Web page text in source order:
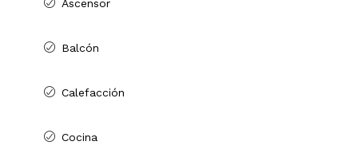
Ascensor
Balcón
Calefacción
Cocina